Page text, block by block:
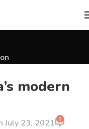
modern
July 23, 2021 0